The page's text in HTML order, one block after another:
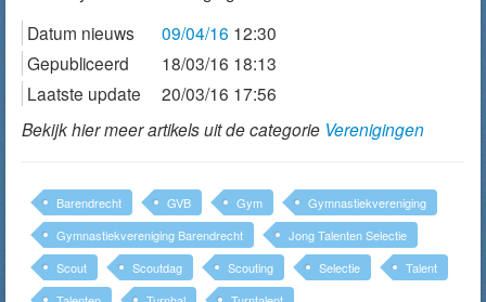
Datum nieuws
09/04/16 12:30
Gepubliceerd
18/03/16 18:13
Laatste update
20/03/16 17:56
Bekijk hier meer artikels uit de categorie Verenigingen
Barendrecht GVB Gym
Gymnastiekvereniging
Gymnastiekvereniging Barendrecht
Jong Talenten Selectie
Scout
Scoutdag Scouting Selectie
Talent